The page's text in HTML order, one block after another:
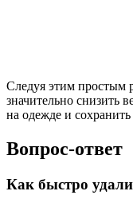
Следуя этим простым
значительно снизить
на одежде и
Вопрос-ответ
Как быстро